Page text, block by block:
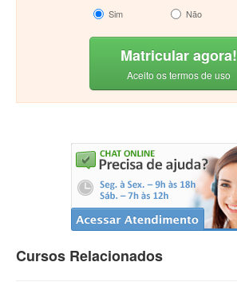
Sim
Não
Matricular agora!
Aceito os termos de uso
Cursos Relacionados